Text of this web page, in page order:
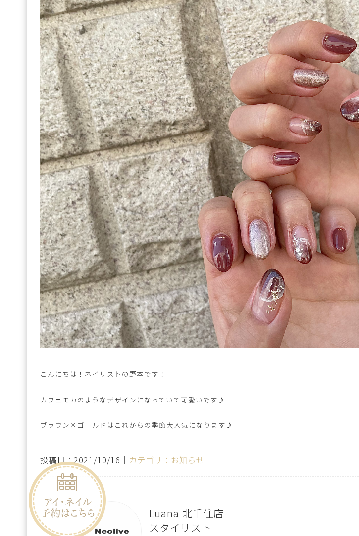
こんにちは！ネイリストの野本です！
カフェモカのようなデザインになっていて可愛いです♪
ブラウン×ゴールドはこれからの季節大人気になります♪
投稿日：2021/10/16｜ カテゴリ：お知らせ
Luana 北千住店
スタイリスト